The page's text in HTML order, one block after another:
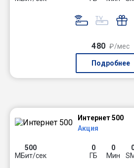
480 ₽/мес
Подробнее
Интернет 500
Акция
500
МБит/сек
0
ГБ
0
Мин